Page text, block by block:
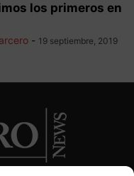
los primeros en
- 19 septiembre, 2019